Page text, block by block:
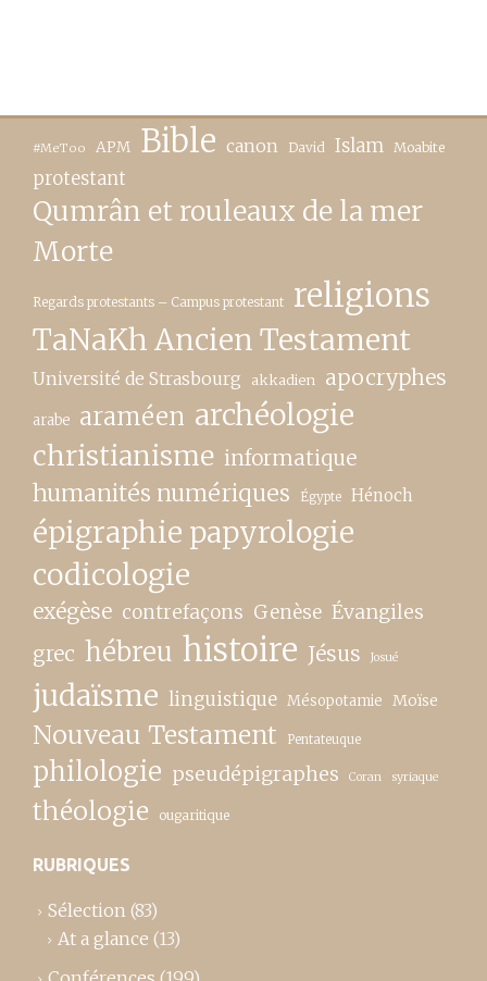
#MeToo APM Bible canon David Islam Moabite
protestant
Qumrân et rouleaux de la mer
Morte
Regards protestants – Campus protestant religions
TaNaKh Ancien Testament
Université de Strasbourg akkadien apocryphes
arabe araméen archéologie
christianisme informatique
humanités numériques Égypte Hénoch
épigraphie papyrologie
codicologie
exégèse contrefaçons Genèse Évangiles
grec hébreu histoire Jésus Josué
judaïsme linguistique Mésopotamie Moïse
Nouveau Testament Pentateuque
philologie pseudépigraphes Coran syriaque
théologie ougaritique
RUBRIQUES
Sélection (83)
At a glance (13)